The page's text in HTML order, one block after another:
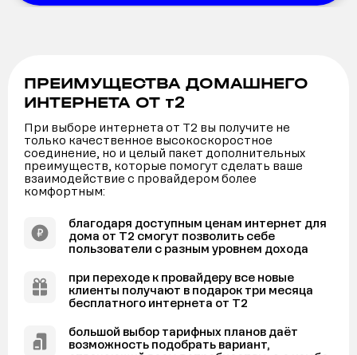
ПРЕИМУЩЕСТВА ДОМАШНЕГО
ИНТЕРНЕТА ОТ т2
При выборе интернета от Т2 вы получите не
только качественное высокоскоростное
соединение, но и целый пакет дополнительных
преимуществ, которые помогут сделать ваше
взаимодействие с провайдером более
комфортным:
благодаря доступным ценам интернет для
дома от Т2 смогут позволить себе
пользователи с разным уровнем дохода
при переходе к провайдеру все новые
клиенты получают в подарок три месяца
бесплатного интернета от Т2
большой выбор тарифных планов даёт
возможность подобрать вариант,